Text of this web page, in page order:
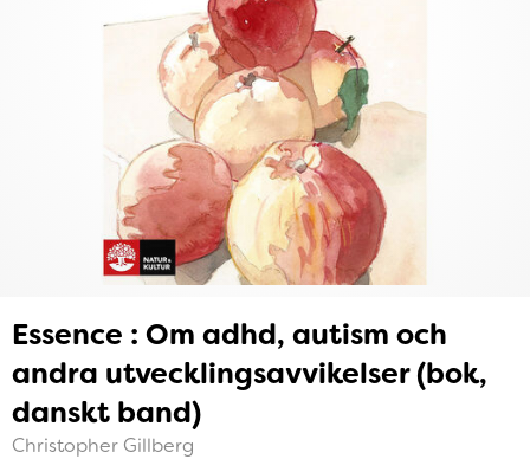
Essence : Om adhd, autism och
andra utvecklingsavvikelser (bok,
danskt band)
Christopher Gillberg